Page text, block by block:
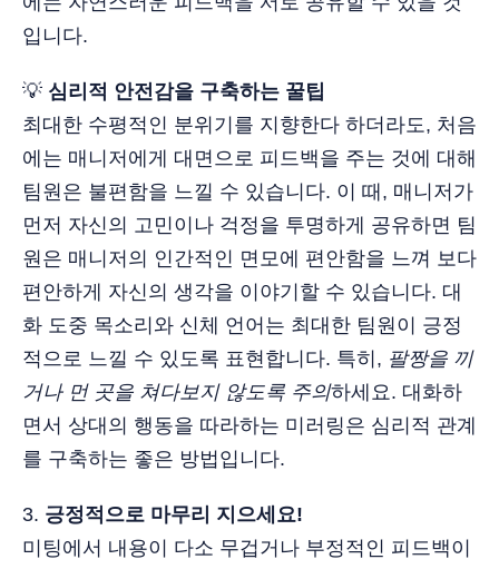
입니다.
💡 심리적 안전감을 구축하는 꿀팁
최대한 수평적인 분위기를 지향한다 하더라도, 처음
에는 매니저에게 대면으로 피드백을 주는 것에 대해
팀원은 불편함을 느낄 수 있습니다. 이 때, 매니저가
먼저 자신의 고민이나 걱정을 투명하게 공유하면 팀
원은 매니저의 인간적인 면모에 편안함을 느껴 보다
편안하게 자신의 생각을 이야기할 수 있습니다. 대
화 도중 목소리와 신체 언어는 최대한 팀원이 긍정
적으로 느낄 수 있도록 표현합니다. 특히, 팔짱을 끼
거나 먼 곳을 쳐다보지 않도록 주의하세요. 대화하
면서 상대의 행동을 따라하는 미러링은 심리적 관계
를 구축하는 좋은 방법입니다.
3.️ 긍정적으로 마무리 지으세요!
미팅에서 내용이 다소 무겁거나 부정적인 피드백이